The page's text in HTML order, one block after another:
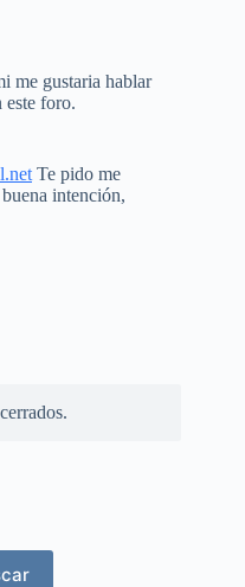
me gustaria hablar
este foro.
Te pido me
intención,